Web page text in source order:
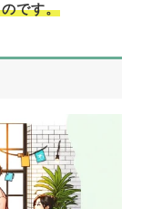
です。